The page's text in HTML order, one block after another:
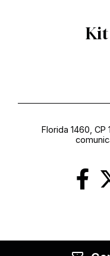
Kit
Florida 1460, CP